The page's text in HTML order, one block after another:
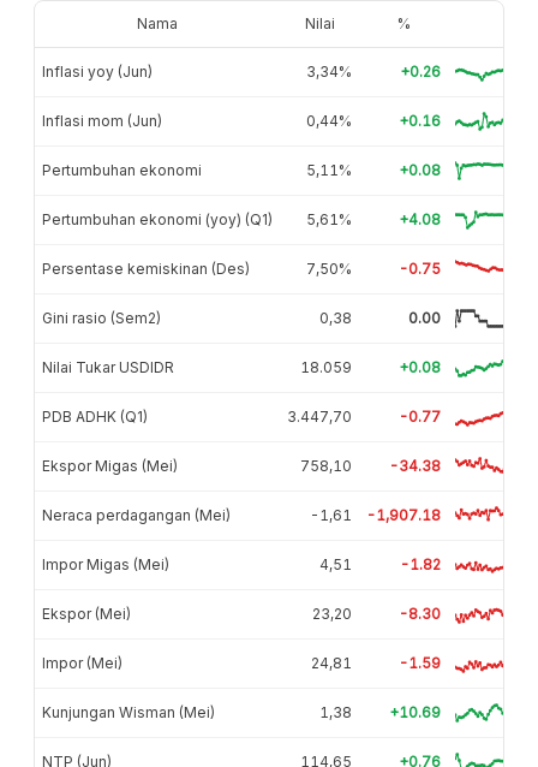
Nama Nilai %
Inflasi yoy (Jun) 3,34% +0.26
Inflasi mom (Jun) 0,44% +0.16
Pertumbuhan ekonomi 5,11% +0.08
Pertumbuhan ekonomi (yoy) (Q1) 5,61% +4.08
Persentase kemiskinan (Des) 7,50% -0.75
Gini rasio (Sem2) 0,38 0.00
Nilai Tukar USDIDR 18.059 +0.08
PDB ADHK (Q1) 3.447,70 -0.77
Ekspor Migas (Mei) 758,10 -34.38
Neraca perdagangan (Mei) -1,61 -1,907.18
Impor Migas (Mei) 4,51 -1.82
Ekspor (Mei) 23,20 -8.30
Impor (Mei) 24,81 -1.59
Kunjungan Wisman (Mei) 1,38 +10.69
NTP (Jun) 114,65 +0.76